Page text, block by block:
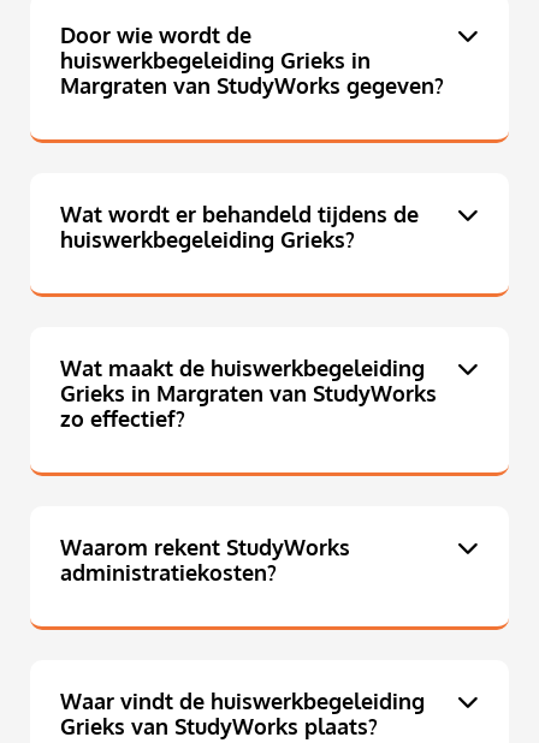
Door wie wordt de
huiswerkbegeleiding Grieks in
Margraten van StudyWorks gegeven?
Wat wordt er behandeld tijdens de
huiswerkbegeleiding Grieks?
Wat maakt de huiswerkbegeleiding
Grieks in Margraten van StudyWorks
zo effectief?
Waarom rekent StudyWorks
administratiekosten?
Waar vindt de huiswerkbegeleiding
Grieks van StudyWorks plaats?